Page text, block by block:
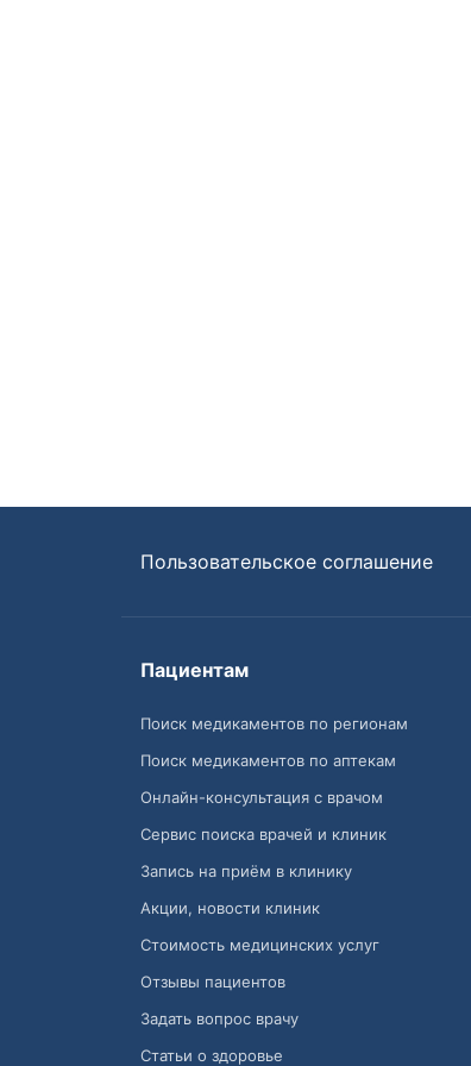
Пользовательское соглашение
Пациентам
Поиск медикаментов по регионам
Поиск медикаментов по аптекам
Онлайн-консультация с врачом
Сервис поиска врачей и клиник
Запись на приём в клинику
Акции, новости клиник
Стоимость медицинских услуг
Отзывы пациентов
Задать вопрос врачу
Статьи о здоровье